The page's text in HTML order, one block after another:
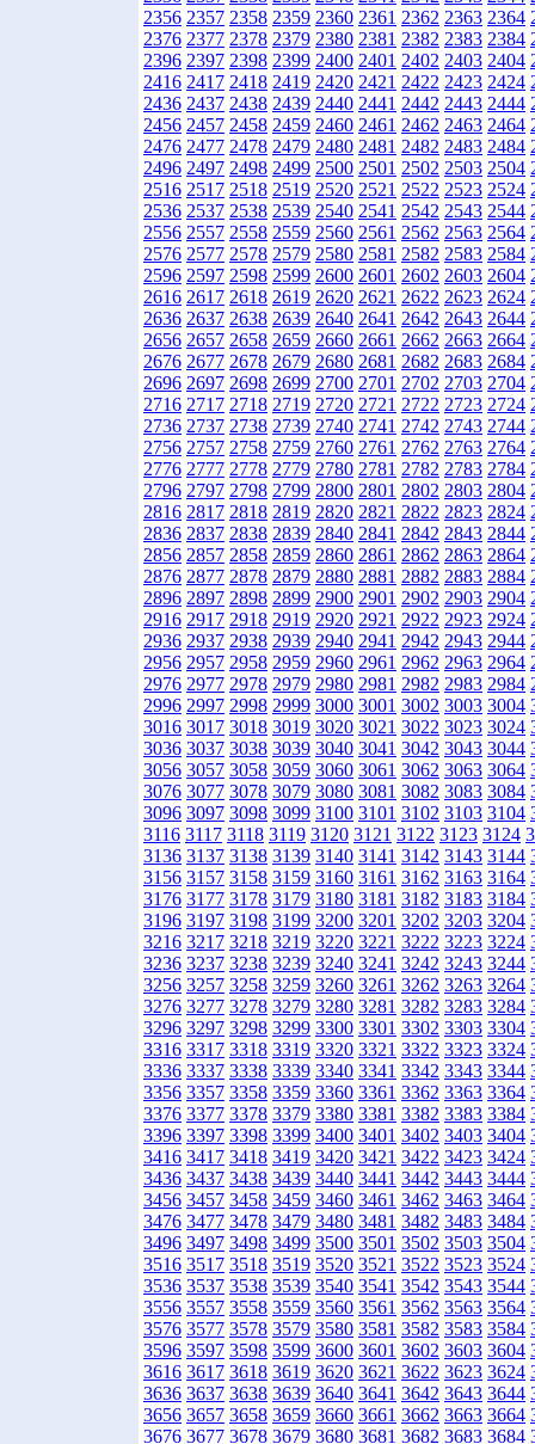
2356 2357 2358 2359 2360 2361 2362 2363 2364
2376 2377 2378 2379 2380 2381 2382 2383 2384
2396 2397 2398 2399 2400 2401 2402 2403 2404
2416 2417 2418 2419 2420 2421 2422 2423 2424
2436 2437 2438 2439 2440 2441 2442 2443 2444
2456 2457 2458 2459 2460 2461 2462 2463 2464
2476 2477 2478 2479 2480 2481 2482 2483 2484
2496 2497 2498 2499 2500 2501 2502 2503 2504
2516 2517 2518 2519 2520 2521 2522 2523 2524
2536 2537 2538 2539 2540 2541 2542 2543 2544
2556 2557 2558 2559 2560 2561 2562 2563 2564
2576 2577 2578 2579 2580 2581 2582 2583 2584
2596 2597 2598 2599 2600 2601 2602 2603 2604
2616 2617 2618 2619 2620 2621 2622 2623 2624
2636 2637 2638 2639 2640 2641 2642 2643 2644
2656 2657 2658 2659 2660 2661 2662 2663 2664
2676 2677 2678 2679 2680 2681 2682 2683 2684
2696 2697 2698 2699 2700 2701 2702 2703 2704
2716 2717 2718 2719 2720 2721 2722 2723 2724
2736 2737 2738 2739 2740 2741 2742 2743 2744
2756 2757 2758 2759 2760 2761 2762 2763 2764
2776 2777 2778 2779 2780 2781 2782 2783 2784
2796 2797 2798 2799 2800 2801 2802 2803 2804
2816 2817 2818 2819 2820 2821 2822 2823 2824
2836 2837 2838 2839 2840 2841 2842 2843 2844
2856 2857 2858 2859 2860 2861 2862 2863 2864
2876 2877 2878 2879 2880 2881 2882 2883 2884
2896 2897 2898 2899 2900 2901 2902 2903 2904
2916 2917 2918 2919 2920 2921 2922 2923 2924
2936 2937 2938 2939 2940 2941 2942 2943 2944
2956 2957 2958 2959 2960 2961 2962 2963 2964
2976 2977 2978 2979 2980 2981 2982 2983 2984
2996 2997 2998 2999 3000 3001 3002 3003 3004
3016 3017 3018 3019 3020 3021 3022 3023 3024
3036 3037 3038 3039 3040 3041 3042 3043 3044
3056 3057 3058 3059 3060 3061 3062 3063 3064
3076 3077 3078 3079 3080 3081 3082 3083 3084
3096 3097 3098 3099 3100 3101 3102 3103 3104
3116 3117 3118 3119 3120 3121 3122 3123 3124
3136 3137 3138 3139 3140 3141 3142 3143 3144
3156 3157 3158 3159 3160 3161 3162 3163 3164
3176 3177 3178 3179 3180 3181 3182 3183 3184
3196 3197 3198 3199 3200 3201 3202 3203 3204
3216 3217 3218 3219 3220 3221 3222 3223 3224
3236 3237 3238 3239 3240 3241 3242 3243 3244
3256 3257 3258 3259 3260 3261 3262 3263 3264
3276 3277 3278 3279 3280 3281 3282 3283 3284
3296 3297 3298 3299 3300 3301 3302 3303 3304
3316 3317 3318 3319 3320 3321 3322 3323 3324
3336 3337 3338 3339 3340 3341 3342 3343 3344
3356 3357 3358 3359 3360 3361 3362 3363 3364
3376 3377 3378 3379 3380 3381 3382 3383 3384
3396 3397 3398 3399 3400 3401 3402 3403 3404
3416 3417 3418 3419 3420 3421 3422 3423 3424
3436 3437 3438 3439 3440 3441 3442 3443 3444
3456 3457 3458 3459 3460 3461 3462 3463 3464
3476 3477 3478 3479 3480 3481 3482 3483 3484
3496 3497 3498 3499 3500 3501 3502 3503 3504
3516 3517 3518 3519 3520 3521 3522 3523 3524
3536 3537 3538 3539 3540 3541 3542 3543 3544
3556 3557 3558 3559 3560 3561 3562 3563 3564
3576 3577 3578 3579 3580 3581 3582 3583 3584
3596 3597 3598 3599 3600 3601 3602 3603 3604
3616 3617 3618 3619 3620 3621 3622 3623 3624
3636 3637 3638 3639 3640 3641 3642 3643 3644
3656 3657 3658 3659 3660 3661 3662 3663 3664
3676 3677 3678 3679 3680 3681 3682 3683 3684